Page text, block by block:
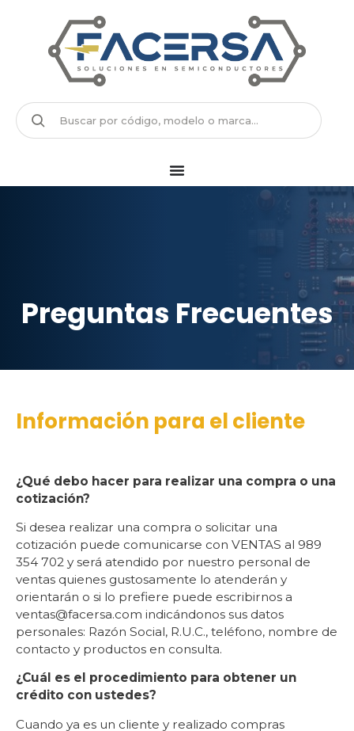
Preguntas Frecuentes
Información para el cliente
¿Qué debo hacer para realizar una compra o una
cotización?
Si desea realizar una compra o solicitar una
cotización puede comunicarse con VENTAS al 989
354 702 y será atendido por nuestro personal de
ventas quienes gustosamente lo atenderán y
orientarán o si lo prefiere puede escribirnos a
ventas@facersa.com indicándonos sus datos
personales: Razón Social, R.U.C., teléfono, nombre de
contacto y productos en consulta.
¿Cuál es el procedimiento para obtener un
crédito con ustedes?
Cuando ya es un cliente y realizado compras